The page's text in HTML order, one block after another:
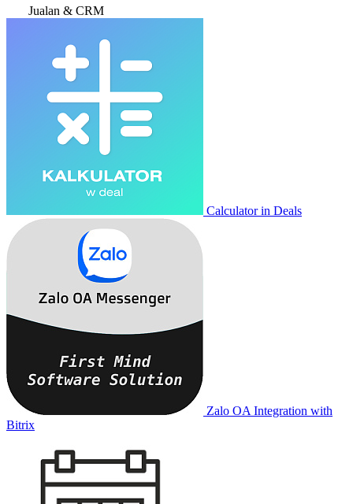
Jualan & CRM
Calculator in Deals
Zalo OA Integration with
Bitrix